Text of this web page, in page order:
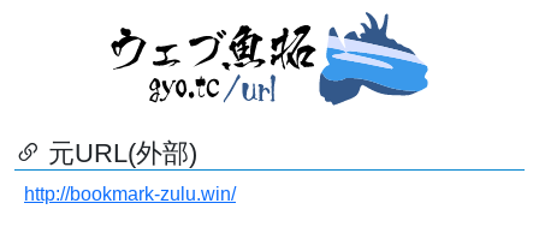
元URL(外部)
http://bookmark-zulu.win/